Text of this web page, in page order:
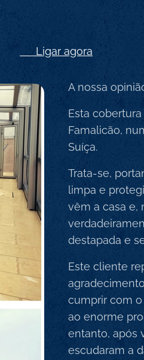
📞 Ligar agora
A nossa
Esta
Famalicão,
Suíça.
Trata-se,
limpa e
vêm a casa e,
destapada e
Este cliente
cumprir com
ao enorme
entanto, após
escudaram a